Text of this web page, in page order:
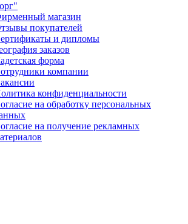
магазин
покупателей
и дипломы
заказов
форма
компании
конфиденциальности
на обработку персональных
на получение рекламных